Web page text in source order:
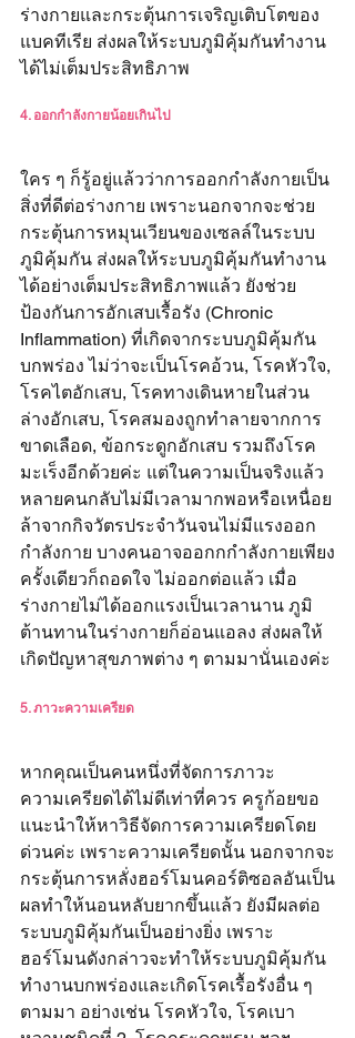
ร่างกายและกระตุ้นการเจริญเติบโตของ
แบคทีเรีย ส่งผลให้ระบบภูมิคุ้มกันทำงาน
ได้ไม่เต็มประสิทธิภาพ
4. ออกกำลังกายน้อยเกินไป
ใคร ๆ ก็รู้อยู่แล้วว่าการออกกำลังกายเป็น
สิ่งที่ดีต่อร่างกาย เพราะนอกจากจะช่วย
กระตุ้นการหมุนเวียนของเซลล์ในระบบ
ภูมิคุ้มกัน ส่งผลให้ระบบภูมิคุ้มกันทำงาน
ได้อย่างเต็มประสิทธิภาพแล้ว ยังช่วย
ป้องกันการอักเสบเรื้อรัง (Chronic
Inflammation) ที่เกิดจากระบบภูมิคุ้มกัน
บกพร่อง ไม่ว่าจะเป็นโรคอ้วน, โรคหัวใจ,
โรคไตอักเสบ, โรคทางเดินหายในส่วน
ล่างอักเสบ, โรคสมองถูกทำลายจากการ
ขาดเลือด, ข้อกระดูกอักเสบ รวมถึงโรค
มะเร็งอีกด้วยค่ะ แต่ในความเป็นจริงแล้ว
หลายคนกลับไม่มีเวลามากพอหรือเหนื่อย
ล้าจากกิจวัตรประจำวันจนไม่มีแรงออก
กำลังกาย บางคนอาจออกกกำลังกายเพียง
ครั้งเดียวก็ถอดใจ ไม่ออกต่อแล้ว เมื่อ
ร่างกายไม่ได้ออกแรงเป็นเวลานาน ภูมิ
ต้านทานในร่างกายก็อ่อนแอลง ส่งผลให้
เกิดปัญหาสุขภาพต่าง ๆ ตามมานั่นเองค่ะ
5. ภาวะความเครียด
หากคุณเป็นคนหนึ่งที่จัดการภาวะ
ความเครียดได้ไม่ดีเท่าที่ควร ครูก้อยขอ
แนะนำให้หาวิธีจัดการความเครียดโดย
ด่วนค่ะ เพราะความเครียดนั้น นอกจากจะ
กระตุ้นการหลั่งฮอร์โมนคอร์ติซอลอันเป็น
ผลทำให้นอนหลับยากขึ้นแล้ว ยังมีผลต่อ
ระบบภูมิคุ้มกันเป็นอย่างยิ่ง เพราะ
ฮอร์โมนดังกล่าวจะทำให้ระบบภูมิคุ้มกัน
ทำงานบกพร่องและเกิดโรคเรื้อรังอื่น ๆ
ตามมา อย่างเช่น โรคหัวใจ, โรคเบา